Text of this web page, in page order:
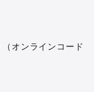
（オンラインコード